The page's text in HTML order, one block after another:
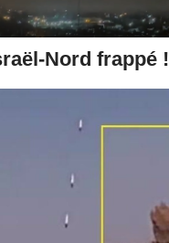
Nord frappé !